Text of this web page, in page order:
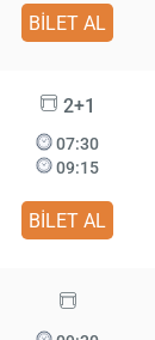
BİLET AL
2+1
07:30
09:15
BİLET AL